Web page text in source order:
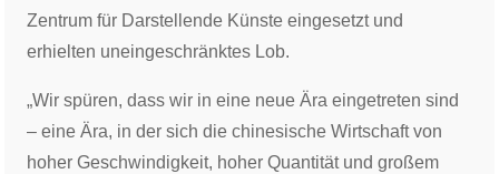
Zentrum für Darstellende Künste eingesetzt und
erhielten uneingeschränktes Lob.
„Wir spüren, dass wir in eine neue Ära eingetreten sind
– eine Ära, in der sich die chinesische Wirtschaft von
hoher Geschwindigkeit, hoher Quantität und großem